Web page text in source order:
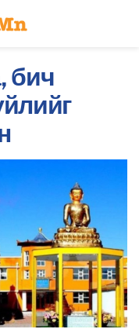
бич